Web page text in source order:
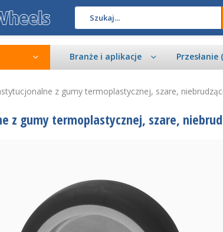
Branże i aplikacje
z gumy termoplastycznej, szare,
z gumy termoplastycznej, szare,